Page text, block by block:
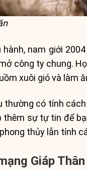
hành, nam giới
công ty chung.
xuôi gió và làm
thường có tính
thêm sự tự tin để
thủy lẫn tính
Giáp Thân